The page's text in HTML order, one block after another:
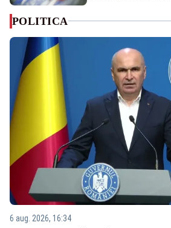
POLITICA
6 aug. 2026, 16:34